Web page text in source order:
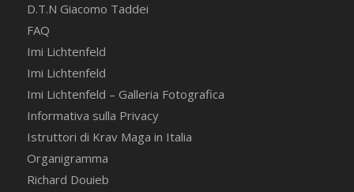
D.T.N Giacomo Taddei
FAQ
Imi Lichtenfeld
Imi Lichtenfeld
Imi Lichtenfeld – Galleria Fotografica
Informativa sulla Privacy
Istruttori di Krav Maga in Italia
Organigramma
Richard Douieb